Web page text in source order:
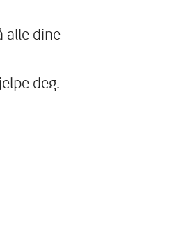
alle dine
deg.